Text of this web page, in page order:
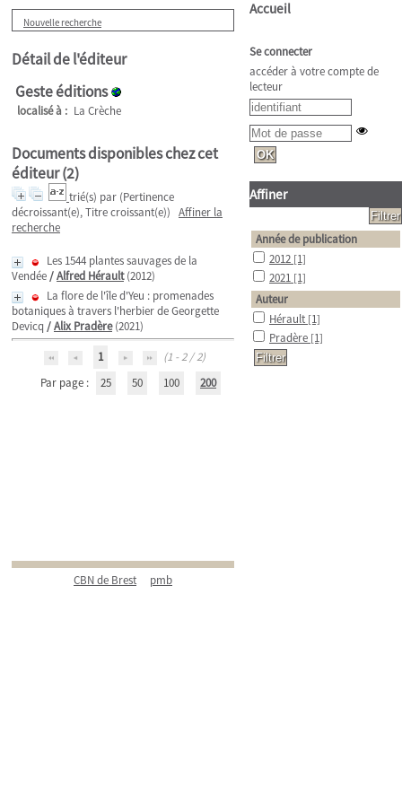
Nouvelle recherche
Détail de l'éditeur
Geste éditions
localisé à : La Crèche
Documents disponibles chez cet
éditeur (2)
trié(s) par (Pertinence
décroissant(e), Titre croissant(e)) Affiner la
recherche
Les 1544 plantes sauvages de la
Vendée/Alfred Hérault(2012)
La flore de l'île d'Yeu : promenades
botaniques à travers l'herbier de Georgette
Devicq /Alix Pradère(2021)
1
(1 - 2 / 2)
Par page :
25 50 100 200
CBN de Brest pmb
Accueil
Se connecter
accéder à votre compte de
lecteur
Affiner
Année de publication
2012 [1]
2021 [1]
Auteur
Hérault [1]
Pradère [1]